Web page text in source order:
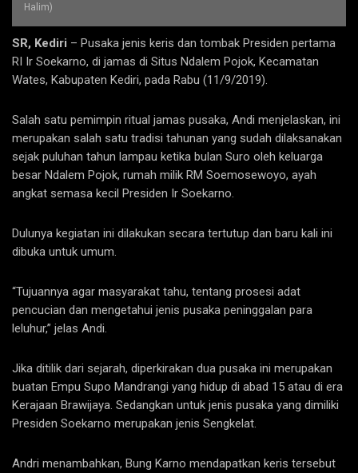
Halim)
SR, Kediri – Pusaka jenis keris dan tombak Presiden pertama
RI Ir Soekarno, di jamas di Situs Ndalem Pojok, Kecamatan
Wates, Kabupaten Kediri, pada Rabu (11/9/2019).
Salah satu pemimpin ritual jamas pusaka, Andi menjelaskan, ini
merupakan salah satu tradisi tahunan yang sudah dilaksanakan
sejak puluhan tahun lampau ketika bulan Suro oleh keluarga
besar Ndalem Pojok, rumah milik RM Soemosewoyo, ayah
angkat semasa kecil Presiden Ir Soekarno.
Dulunya kegiatan ini dilakukan secara tertutup dan baru kali ini
dibuka untuk umum.
“Tujuannya agar masyarakat tahu, tentang prosesi adat
pencucian dan mengetahui jenis pusaka peninggalan para
leluhur,” jelas Andi.
Jika ditilik dari sejarah, diperkirakan dua pusaka ini merupakan
buatan Empu Supo Mandrangi yang hidup di abad 15 atau di era
Kerajaan Brawijaya. Sedangkan untuk jenis pusaka yang dimiliki
Presiden Soekarno merupakan jenis Sengkelat.
Andri menambahkan, Bung Karno mendapatkan keris tersebut